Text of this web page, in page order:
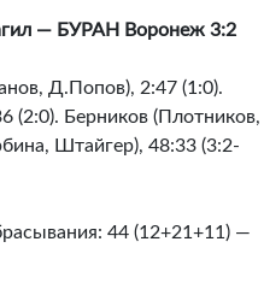
— БУРАН Воронеж 3:2
Д.Попов), 2:47 (1:0).
(2:0). Берников (Плотников,
Штайгер), 48:33 (3:2-
44 (12+21+11) —